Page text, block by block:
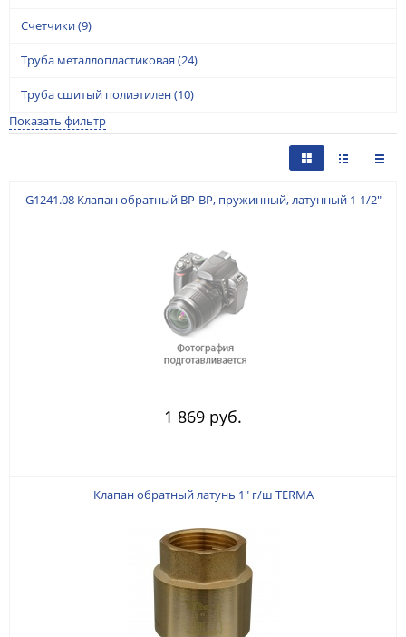
Счетчики(9)
Труба металлопластиковая (24)
Труба сшитый полиэтилен(10)
Показать фильтр
G1241.08 Клапан обратный ВР-ВР, пружинный, латунный 1-1/2"
1 869 руб.
Клапан обратный латунь 1" г/ш TERMA